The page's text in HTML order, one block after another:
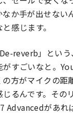
か手が出せない
感じます。
reverb」という
すごいなと。
方がマイクの距
るんです。その
Advancedがあれ